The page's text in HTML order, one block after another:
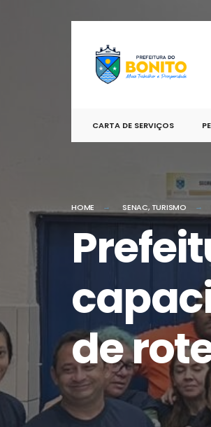
content
CARTA DE SERVIÇOS
HOME SENAC, TURISMO
de